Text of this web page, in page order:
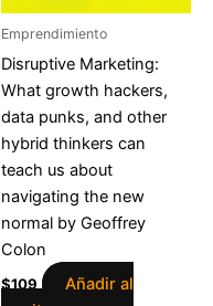
Emprendimiento
Disruptive Marketing:
What growth hackers,
data punks, and other
hybrid thinkers can
teach us about
navigating the new
normal by Geoffrey
Colon
$109
Añadir al